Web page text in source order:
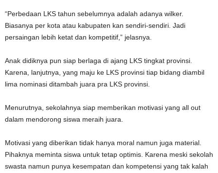
“Perbedaan LKS tahun sebelumnya adalah adanya wilker.
Biasanya per kota atau kabupaten kan sendiri-sendiri. Jadi
persaingan lebih ketat dan kompetitif,” jelasnya.
Anak didiknya pun siap berlaga di ajang LKS tingkat provinsi.
Karena, lanjutnya, yang maju ke LKS provinsi tiap bidang diambil
lima nominasi ditambah juara pra LKS provinsi.
Menurutnya, sekolahnya siap memberikan motivasi yang all out
dalam mendorong siswa meraih juara.
Motivasi yang diberikan tidak hanya moral namun juga material.
Pihaknya meminta siswa untuk tetap optimis. Karena meski sekolah
swasta namun punya kesempatan dan kompetensi yang tak kalah